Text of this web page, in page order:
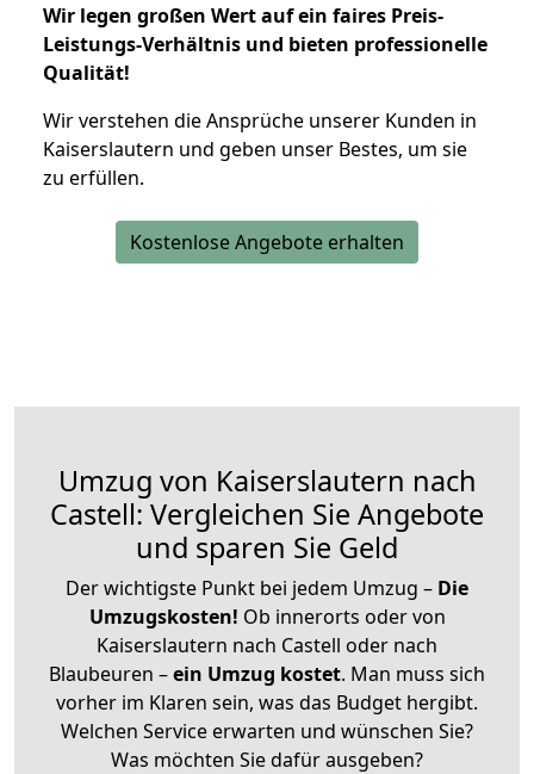
Wir legen großen Wert auf ein faires Preis-
Leistungs-Verhältnis und bieten professionelle
Qualität!
Wir verstehen die Ansprüche unserer Kunden in
Kaiserslautern und geben unser Bestes, um sie
zu erfüllen.
Kostenlose Angebote erhalten
Umzug von Kaiserslautern nach
Castell: Vergleichen Sie Angebote
und sparen Sie Geld
Der wichtigste Punkt bei jedem Umzug – Die
Umzugskosten! Ob innerorts oder von
Kaiserslautern nach Castell oder nach
Blaubeuren –ein Umzug kostet. Man muss sich
vorher im Klaren sein, was das Budget hergibt.
Welchen Service erwarten und wünschen Sie?
Was möchten Sie dafür ausgeben?